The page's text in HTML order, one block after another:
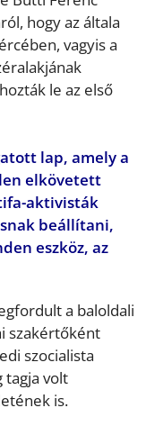
hogy az általa
vagyis a
le az első
lap, amely a
elkövetett
aktivisták
beállítani,
eszköz, az
a baloldali
szakértőként
szocialista
tagja volt
is.